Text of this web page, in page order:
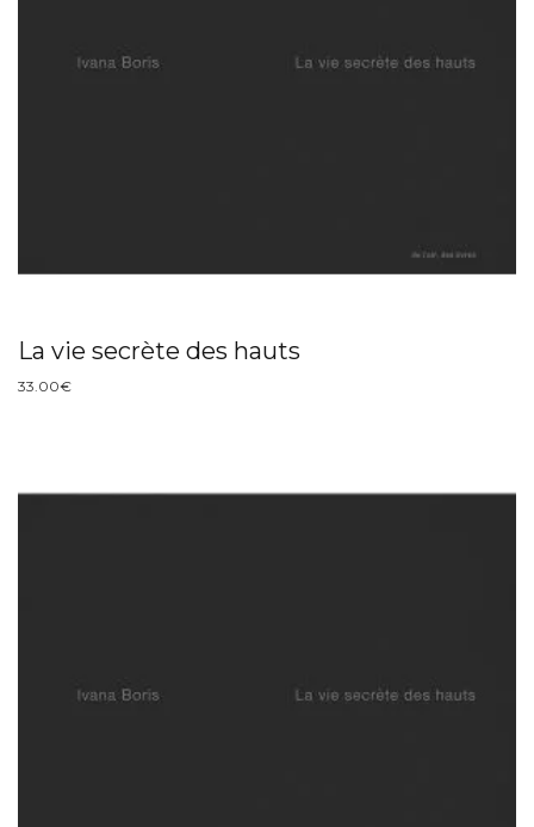
La vie secrète des hauts
33.00€